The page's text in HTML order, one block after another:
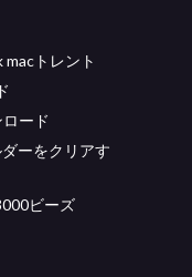
トレント
ード
ーをクリアす
ビーズ